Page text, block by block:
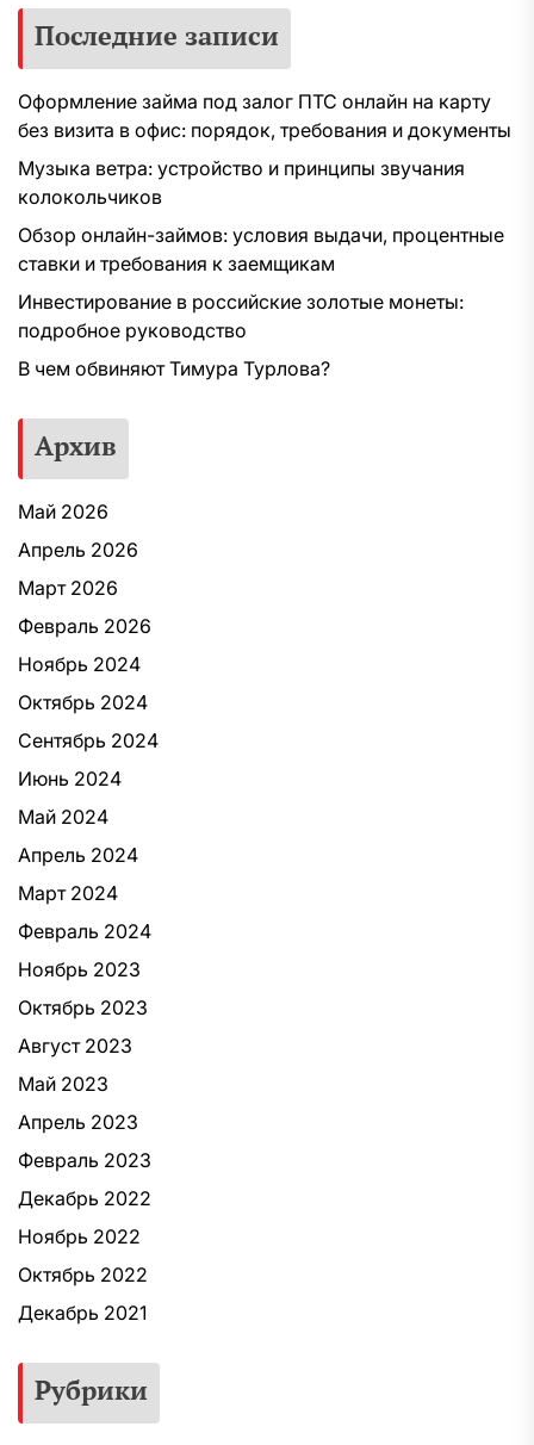
Последние записи
Оформление займа под залог ПТС онлайн на карту
без визита в офис: порядок, требования и документы
Музыка ветра: устройство и принципы звучания
колокольчиков
Обзор онлайн-займов: условия выдачи, процентные
ставки и требования к заемщикам
Инвестирование в российские золотые монеты:
подробное руководство
В чем обвиняют Тимура Турлова?
Архив
Май 2026
Апрель 2026
Март 2026
Февраль 2026
Ноябрь 2024
Октябрь 2024
Сентябрь 2024
Июнь 2024
Май 2024
Апрель 2024
Март 2024
Февраль 2024
Ноябрь 2023
Октябрь 2023
Август 2023
Май 2023
Апрель 2023
Февраль 2023
Декабрь 2022
Ноябрь 2022
Октябрь 2022
Декабрь 2021
Рубрики